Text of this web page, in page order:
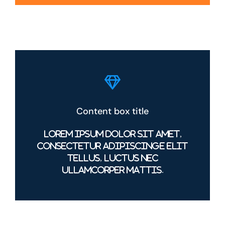
Content box title
Lorem ipsum dolor sit amet,
consectetur adipiscinge elit
tellus, luctus nec
ullamcorper mattis.